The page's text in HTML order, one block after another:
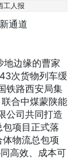
工人报
通道
边缘的曹家
次货物列车缓
铁路西安局集
合中煤蒙陕能
公司共同打造
项目正式落
物流总包项
高效、成本可